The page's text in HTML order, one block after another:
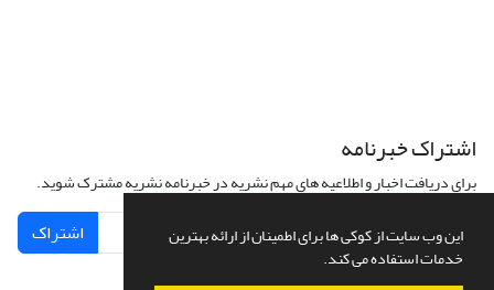
این وب سایت از کوکی ها برای اطمینان از ارائه بهترین
خدمات استفاده می کند.
اشتراک خبرنامه
برای دریافت اخبار و اطلاعیه های مهم نشریه در خبرنامه نشریه مشترک شوید.
اشتراک